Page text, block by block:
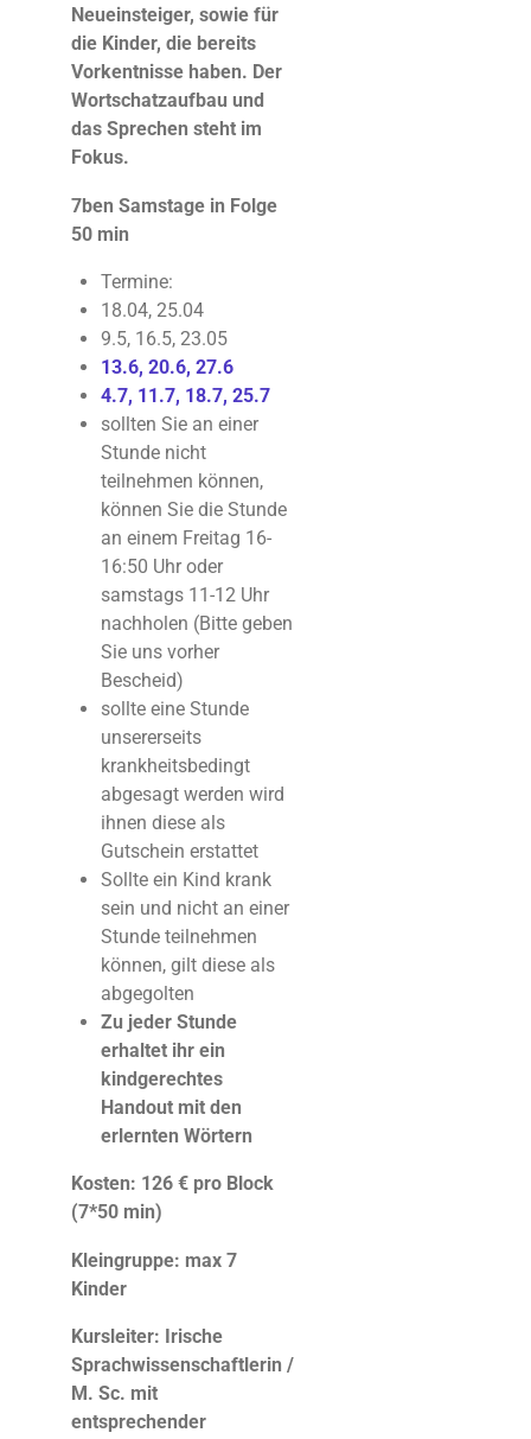
Neueinsteiger, sowie für
die Kinder, die bereits
Vorkentnisse haben. Der
Wortschatzaufbau und
das Sprechen steht im
Fokus.
7ben Samstage in Folge
50 min
Termine:
18.04, 25.04
9.5, 16.5, 23.05
13.6, 20.6, 27.6
4.7, 11.7, 18.7, 25.7
sollten Sie an einer
Stunde nicht
teilnehmen können,
können Sie die Stunde
an einem Freitag 16-
16:50 Uhr oder
samstags 11-12 Uhr
nachholen (Bitte geben
Sie uns vorher
Bescheid)
sollte eine Stunde
unsererseits
krankheitsbedingt
abgesagt werden wird
ihnen diese als
Gutschein erstattet
Sollte ein Kind krank
sein und nicht an einer
Stunde teilnehmen
können, gilt diese als
abgegolten
Zu jeder Stunde
erhaltet ihr ein
kindgerechtes
Handout mit den
erlernten Wörtern
Kosten: 126 € pro Block
(7*50 min)
Kleingruppe: max 7
Kinder
Kursleiter: Irische
Sprachwissenschaftlerin /
M. Sc. mit
entsprechender